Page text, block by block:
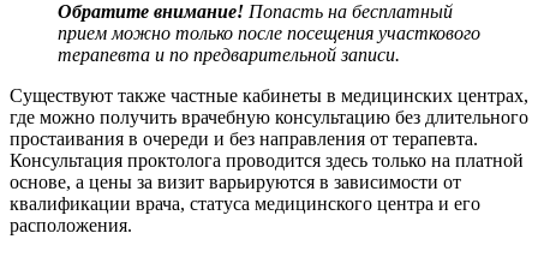
Обратите внимание! Попасть на бесплатный
прием можно только после посещения участкового
терапевта и по предварительной записи.
Существуют также частные кабинеты в медицинских центрах,
где можно получить врачебную консультацию без длительного
простаивания в очереди и без направления от терапевта.
Консультация проктолога проводится здесь только на платной
основе, а цены за визит варьируются в зависимости от
квалификации врача, статуса медицинского центра и его
расположения.